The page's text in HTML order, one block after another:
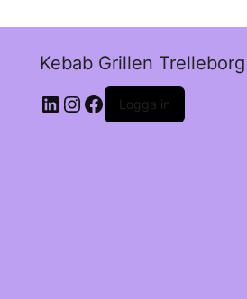
Kebab Grillen Trelleborg
Logga in